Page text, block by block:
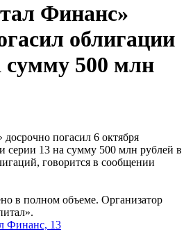
Финанс»
облигации
сумму 500 млн
погасил 6 октября
серии 13 на сумму 500 млн рублей в
говорится в сообщении
в полном объеме. Организатор
Финанс, 13